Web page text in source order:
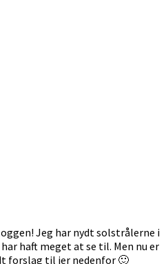
Jeg har nydt solstrålerne i
haft meget at se til. Men nu er
forslag til jer nedenfor 🙂